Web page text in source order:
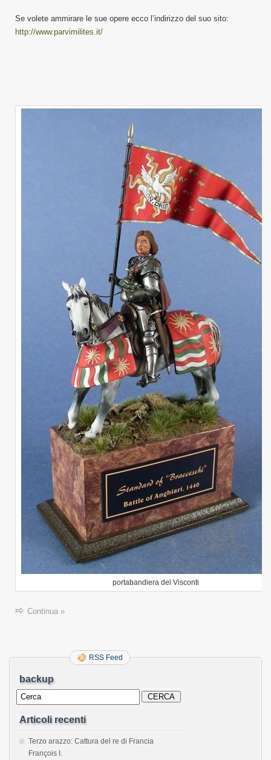
Se volete ammirare le sue opere ecco l’indirizzo del suo sito:
http://www.parvimilites.it/
portabandiera del Visconti
Continua »
RSS Feed
backup
Articoli recenti
Terzo arazzo: Cattura del re di Francia
François I.